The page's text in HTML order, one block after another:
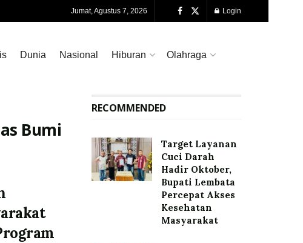
Jumat, Agustus 7, 2026 Login
Dunia Nasional Hiburan Olahraga
Bumi
RECOMMENDED
Target Layanan
Cuci Darah
Hadir Oktober,
Bupati Lembata
Percepat Akses
Kesehatan
Masyarakat